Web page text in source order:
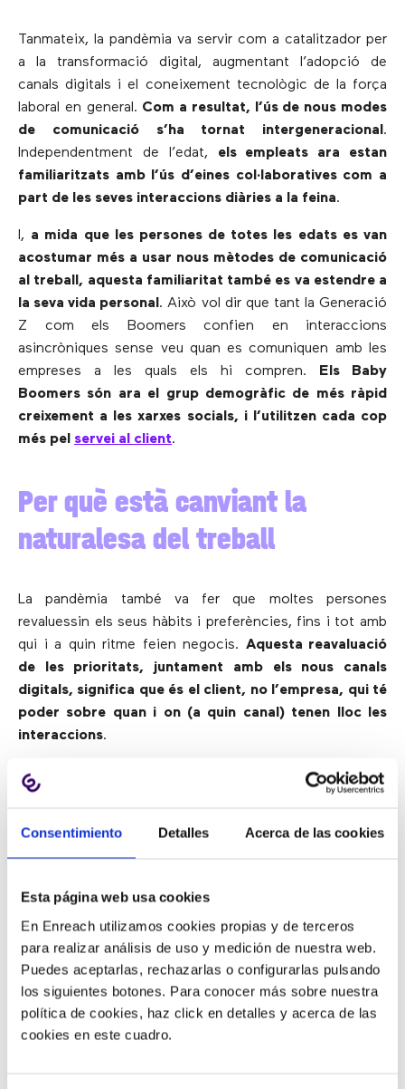
Consentimiento Detalles Acerca de las cookies
Esta página web usa cookies
En Enreach utilizamos cookies propias y de terceros
para realizar análisis de uso y medición de nuestra web.
Puedes aceptarlas, rechazarlas o configurarlas pulsando
los siguientes botones. Para conocer más sobre nuestra
política de cookies, haz click en detalles y acerca de las
cookies en este cuadro.
Tanmateix, la pandèmia va servir com a catalitzador per
a la transformació digital, augmentant l’adopció de
canals digitals i el coneixement tecnològic de la força
laboral en general. Com a resultat, l’ús de nous modes
de comunicació s’ha tornat intergeneracional .
Independentment de l’edat, els empleats ara estan
familiaritzats amb l’ús d’eines col·laboratives com a
part de les seves interaccions diàries a la feina.
I, a mida que les persones de totes les edats es van
acostumar més a usar nous mètodes de comunicació
al treball, aquesta familiaritat també es va estendre a
la seva vida personal . Això vol dir que tant la Generació
Z com els Boomers confien en interaccions
asincròniques sense veu quan es comuniquen amb les
empreses a les quals els hi compren.
Els Baby
Boomers són ara el grup demogràfic de més ràpid
creixement a les xarxes socials, i l’utilitzen cada cop
més pel servei al client.
Per què està canviant la
naturalesa del treball
La pandèmia també va fer que moltes persones
revaluessin els seus hàbits i preferències, fins i tot amb
qui i a quin ritme feien negocis. Aquesta reavaluació
de les prioritats, juntament amb els nous canals
digitals, significa que és el client, no l’empresa, qui té
poder sobre quan i on (a quin canal) tenen lloc les
interaccions.
Alhora,
la pandèmia va obligar tant a les
organitzacions com als empleats a descobrir com
canviar tot el que pensàvem sobre la gestió de la
força laboral, la gestió de contactes i la connexió
del treball (per exemple, respondre la trucada d’un client)
mentre l’agent estava a l’oficina, aquest es va convertir
en participant d’un flux de treball amb moltes activitats
en curs (com respondre per correu electrònic a un
client la interacció del qual havia començat amb un altre
agent a través del xat el dia anterior).